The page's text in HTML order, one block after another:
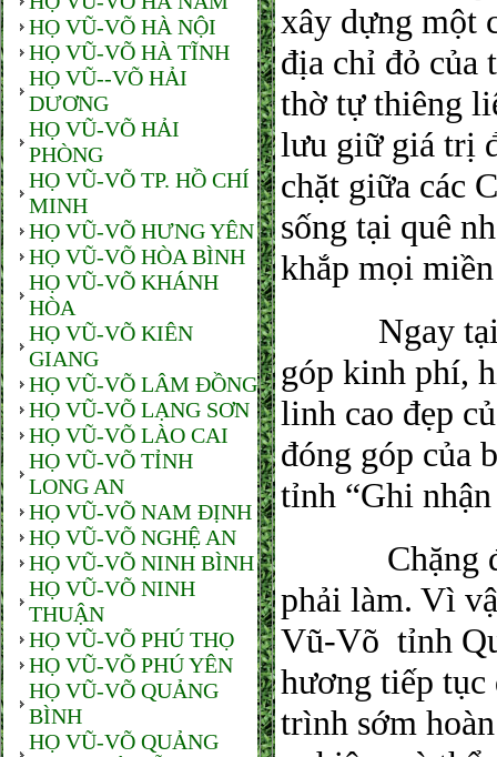
HỌ VŨ-VÕ HÀ NỘI
HỌ VŨ-VÕ HÀ TĨNH
HỌ VŨ--VÕ HẢI
DƯƠNG
HỌ VŨ-VÕ HẢI
PHÒNG
HỌ VŨ-VÕ TP. HỒ CHÍ
MINH
HỌ VŨ-VÕ HƯNG YÊN
HỌ VŨ-VÕ HÒA BÌNH
HỌ VŨ-VÕ KHÁNH
HÒA
HỌ VŨ-VÕ KIÊN
GIANG
HỌ VŨ-VÕ LÂM ĐỒNG
HỌ VŨ-VÕ LẠNG SƠN
HỌ VŨ-VÕ LÀO CAI
HỌ VŨ-VÕ TỈNH
LONG AN
HỌ VŨ-VÕ NAM ĐỊNH
HỌ VŨ-VÕ NGHỆ AN
HỌ VŨ-VÕ NINH BÌNH
HỌ VŨ-VÕ NINH
THUẬN
HỌ VŨ-VÕ PHÚ THỌ
HỌ VŨ-VÕ PHÚ YÊN
HỌ VŨ-VÕ QUẢNG
BÌNH
HỌ VŨ-VÕ QUẢNG
xây dựng một
địa chỉ đỏ của
thờ tự thiêng
lưu giữ giá trị
chặt giữa các
sống tại quê
khắp mọi
Ngay tại
góp kinh phí,
linh cao đẹp
đóng góp của
tỉnh “Ghi
Chặng
phải làm. Vì
Vũ-Võ tỉnh
hương tiếp tục
trình sớm